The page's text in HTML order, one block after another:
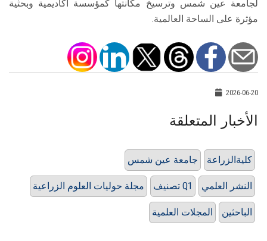
لجامعة عين شمس وترسيخ مكانتها كمؤسسة أكاديمية وبحثية
مؤثرة على الساحة العالمية.
2026-06-20
الأخبار المتعلقة
جامعة عين شمس كليةالزراعة
مجلة حوليات العلوم الزراعية تصنيف Q1 النشر العلمي
المجلات العلمية الباحثين